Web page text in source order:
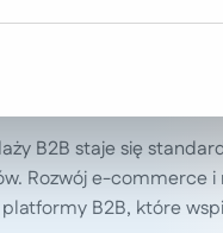
B2B staje się
Rozwój e-commerce
B2B, które